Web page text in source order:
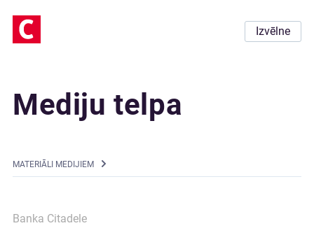
Izvēlne
Mediju telpa
MATERIĀLI MEDIJIEM
Banka Citadele